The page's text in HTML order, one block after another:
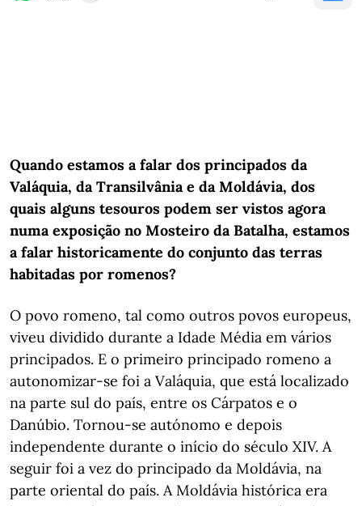
Quando estamos a falar dos principados da
Valáquia, da Transilvânia e da Moldávia, dos
quais alguns tesouros podem ser vistos agora
numa exposição no Mosteiro da Batalha, estamos
a falar historicamente do conjunto das terras
habitadas por romenos?
O povo romeno, tal como outros povos europeus,
viveu dividido durante a Idade Média em vários
principados. E o primeiro principado romeno a
autonomizar-se foi a Valáquia, que está localizado
na parte sul do país, entre os Cárpatos e o
Danúbio. Tornou-se autónomo e depois
independente durante o início do século XIV. A
seguir foi a vez do principado da Moldávia, na
parte oriental do país. A Moldávia histórica era